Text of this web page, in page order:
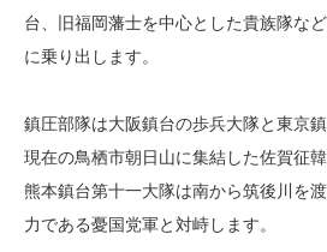
台、旧福岡藩士を中心とした貴族隊な
に乗り出します。
鎮圧部隊は大阪鎮台の歩兵大隊と東京
現在の鳥栖市朝日山に集結した佐賀征
熊本鎮台第十一大隊は南から筑後川を
力である憂国党軍と対峙します。